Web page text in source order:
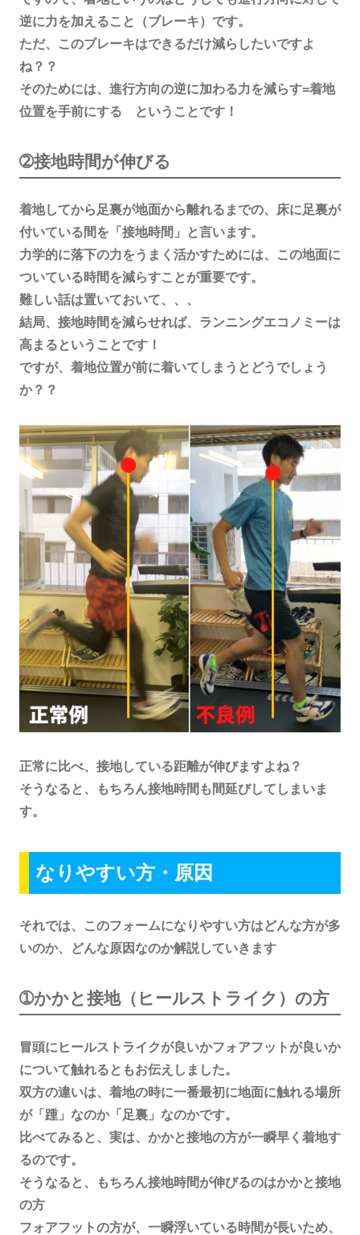
逆に力を加えること（ブレーキ）です。
ただ、このブレーキはできるだけ減らしたいですよ
ね？？
そのためには、進行方向の逆に加わる力を減らす=着地
位置を手前にする ということです！
➁接地時間が伸びる
着地してから足裏が地面から離れるまでの、床に足裏が
付いている間を「接地時間」と言います。
力学的に落下の力をうまく活かすためには、この地面に
ついている時間を減らすことが重要です。
難しい話は置いておいて、、、
結局、接地時間を減らせれば、ランニングエコノミーは
高まるということです！
ですが、着地位置が前に着いてしまうとどうでしょう
か？？
正常に比べ、接地している距離が伸びますよね？
そうなると、もちろん接地時間も間延びしてしまいま
す。
なりやすい方・原因
それでは、このフォームになりやすい方はどんな方が多
いのか、どんな原因なのか解説していきます
➀かかと接地（ヒールストライク）の方
冒頭にヒールストライクが良いかフォアフットが良いか
について触れるともお伝えしました。
双方の違いは、着地の時に一番最初に地面に触れる場所
が「踵」なのか「足裏」なのかです。
比べてみると、実は、かかと接地の方が一瞬早く着地す
るのです。
そうなると、もちろん接地時間が伸びるのはかかと接地
の方
フォアフットの方が、一瞬浮いている時間が長いため、